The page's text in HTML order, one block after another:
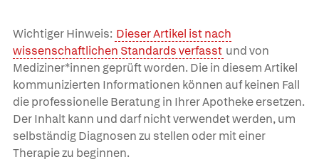
Wichtiger Hinweis: Dieser Artikel ist nach
wissenschaftlichen Standards verfasst und von
Mediziner*innen geprüft worden. Die in diesem Artikel
kommunizierten Informationen können auf keinen Fall
die professionelle Beratung in Ihrer Apotheke ersetzen.
Der Inhalt kann und darf nicht verwendet werden, um
selbständig Diagnosen zu stellen oder mit einer
Therapie zu beginnen.